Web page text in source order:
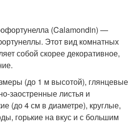
(Calamondin) —
Этот вид комнатных
собой скорее декоративное,
(до 1 м высотой), глянцевые
заостренные листья и
(до 4 см в диаметре), круглые,
горькие на вкус и с большим